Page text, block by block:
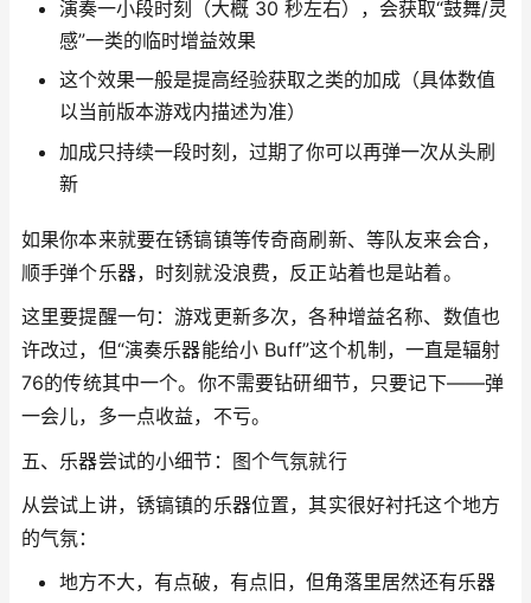
演奏一小段时刻（大概 30 秒左右），会获取“鼓舞/灵
感”一类的临时增益效果
这个效果一般是提高经验获取之类的加成（具体数值
以当前版本游戏内描述为准）
加成只持续一段时刻，过期了你可以再弹一次从头刷
新
如果你本来就要在锈镐镇等传奇商刷新、等队友来会合，
顺手弹个乐器，时刻就没浪费，反正站着也是站着。
这里要提醒一句：游戏更新多次，各种增益名称、数值也
许改过，但“演奏乐器能给小 Buff”这个机制，一直是辐射
76的传统其中一个。你不需要钻研细节，只要记下——弹
一会儿，多一点收益，不亏。
五、乐器尝试的小细节：图个气氛就行
从尝试上讲，锈镐镇的乐器位置，其实很好衬托这个地方
的气氛：
地方不大，有点破，有点旧，但角落里居然还有乐器